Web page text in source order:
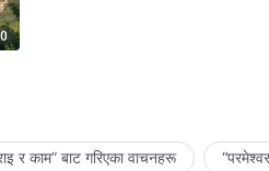
र काम” बाट गरिएका वाचनहरू